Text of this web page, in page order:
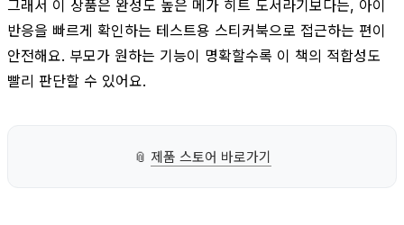
그래서 이 상품은 완성도 높은 메가 히트 도서라기보다는, 아이
반응을 빠르게 확인하는 테스트용 스티커북으로 접근하는 편이
안전해요. 부모가 원하는 기능이 명확할수록 이 책의 적합성도
빨리 판단할 수 있어요.
📎 제품 스토어 바로가기